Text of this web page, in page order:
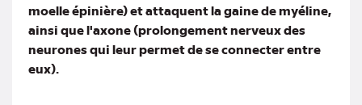
moelle épinière) et attaquent la gaine de myéline,
ainsi que l'axone (prolongement nerveux des
neurones qui leur permet de se connecter entre
eux).